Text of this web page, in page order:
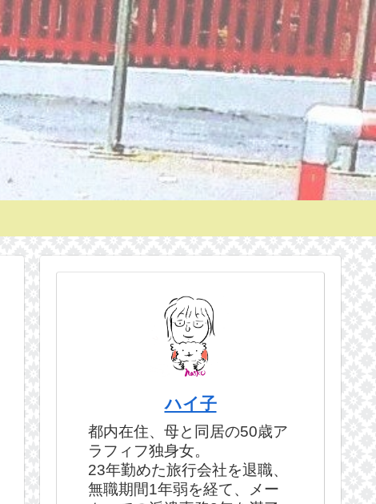
ハイ子
都内在住、母と同居の50歳ア
ラフィフ独身女。
23年勤めた旅行会社を退職、
無職期間1年弱を経て、メー